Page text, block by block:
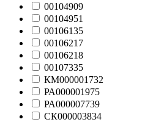
00104909
00104951
00106135
00106217
00106218
00107335
КМ000001732
РА000001975
РА000007739
СК000003834